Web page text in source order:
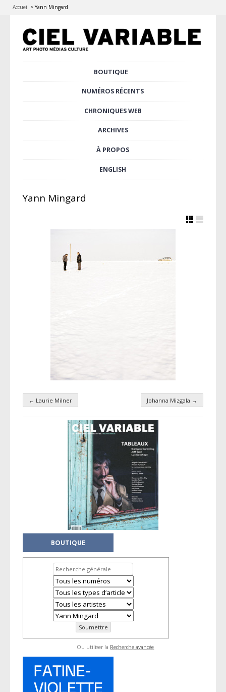
Accueil >Yann Mingard
BOUTIQUE
NUMÉROS RÉCENTS
CHRONIQUES WEB
ARCHIVES
À PROPOS
ENGLISH
Yann Mingard
Navigation par taxonomie
← Laurie Milner Johanna Mizgala →
BOUTIQUE
Ou utiliser la Recherche avancée